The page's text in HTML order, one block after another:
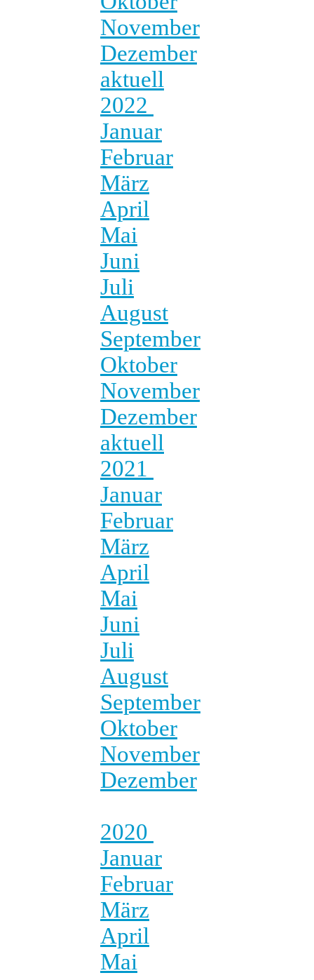
November
Dezember
aktuell
2022
Januar
Februar
März
April
Mai
Juni
Juli
August
September
Oktober
November
Dezember
aktuell
2021
Januar
Februar
März
April
Mai
Juni
Juli
August
September
Oktober
November
Dezember
2020
Januar
Februar
März
April
Mai